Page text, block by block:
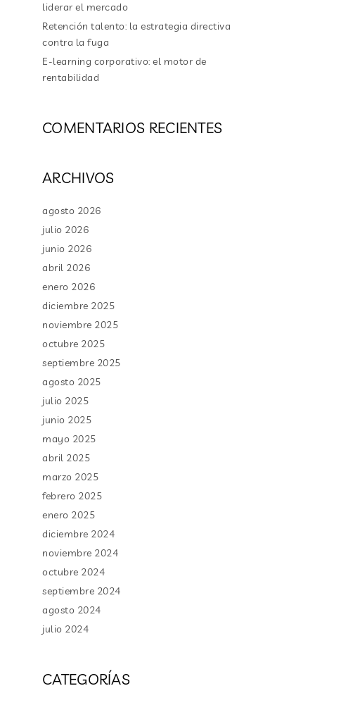
liderar el mercado
Retención talento: la estrategia directiva
contra la fuga
E-learning corporativo: el motor de
rentabilidad
COMENTARIOS RECIENTES
ARCHIVOS
agosto 2026
julio 2026
junio 2026
abril 2026
enero 2026
diciembre 2025
noviembre 2025
octubre 2025
septiembre 2025
agosto 2025
julio 2025
junio 2025
mayo 2025
abril 2025
marzo 2025
febrero 2025
enero 2025
diciembre 2024
noviembre 2024
octubre 2024
septiembre 2024
agosto 2024
julio 2024
CATEGORÍAS